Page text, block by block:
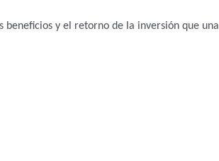
y el retorno de la inversión que una